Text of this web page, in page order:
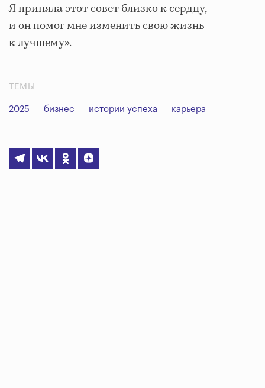
Я приняла этот совет близко к сердцу,
и он помог мне изменить свою жизнь
к лучшему».
ТЕМЫ
2025 бизнес истории успеха карьера